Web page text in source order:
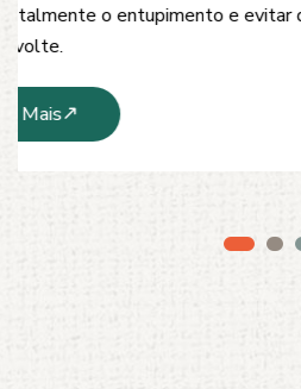
modernos e técnicas seguras
serviço limpo, ágil e sem
Saiba Mais